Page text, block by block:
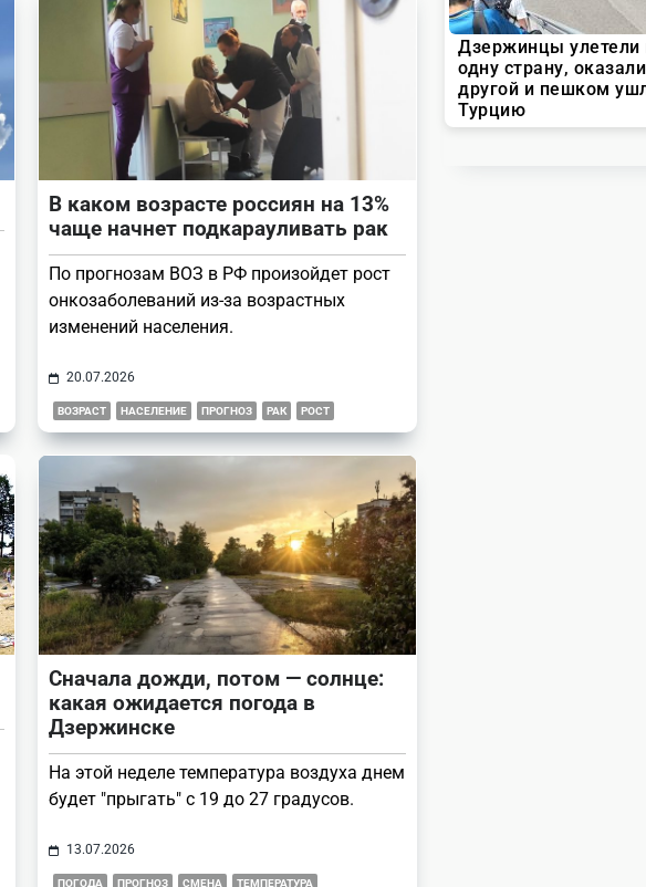
В каком возрасте россиян на 13%
чаще начнет подкарауливать рак
По прогнозам ВОЗ в РФ произойдет рост
онкозаболеваний из-за возрастных
изменений населения.
20.07.2026
ВОЗРАСТ НАСЕЛЕНИЕ ПРОГНОЗ РАК РОСТ
Сначала дожди, потом — солнце:
какая ожидается погода в
Дзержинске
На этой неделе температура воздуха днем
будет "прыгать" с 19 до 27 градусов.
13.07.2026
ПОГОДА ПРОГНОЗ СМЕНА ТЕМПЕРАТУРА